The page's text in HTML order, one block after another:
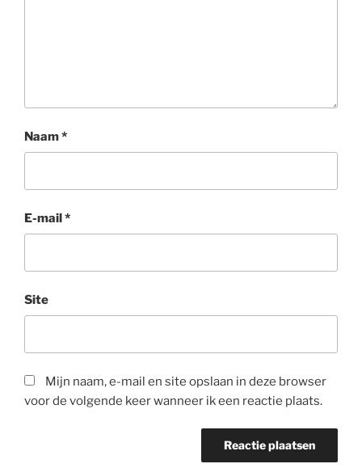
Naam*
E-mail*
Site
Mijn naam, e-mail en site opslaan in deze browser
voor de volgende keer wanneer ik een reactie plaats.